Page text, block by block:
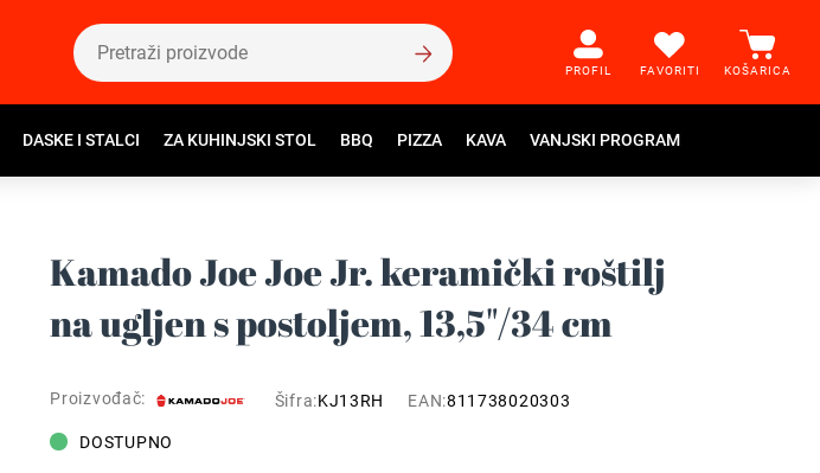
PROFIL FAVORITI KOŠARICA
DASKE I STALCI ZA KUHINJSKI STOL BBQ PIZZA KAVA VANJSKI PROGRAM
Kamado Joe Joe Jr. keramički roštilj
na ugljen s postoljem, 13,5"/34 cm
Proizvođač: Šifra:KJ13RH EAN:811738020303
DOSTUPNO